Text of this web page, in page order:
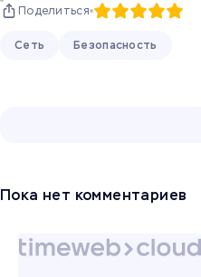
Поделиться
Сеть Безопасность
Пока нет комментариев